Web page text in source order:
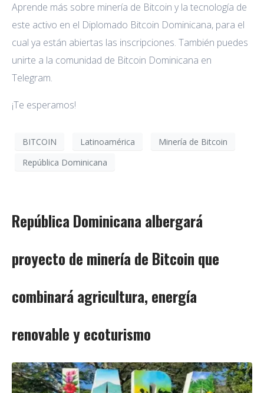
Aprende más sobre minería de Bitcoin y la tecnología de
este activo en el Diplomado Bitcoin Dominicana, para el
cual ya están abiertas las inscripciones. También puedes
unirte a la comunidad de Bitcoin Dominicana en
Telegram.
¡Te esperamos!
BITCOIN Latinoamérica
Minería de Bitcoin
República Dominicana
República Dominicana albergará
proyecto de minería de Bitcoin que
combinará agricultura, energía
renovable y ecoturismo